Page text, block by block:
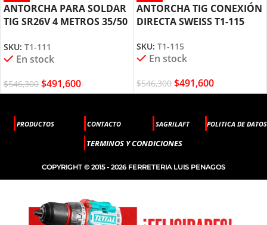
ANTORCHA PARA SOLDAR
TIG SR26V 4 METROS 35/50
SKU: T1-111
En stock
$546,300 $491,600
ANTORCHA TIG CONEXIÓN
DIRECTA SWEISS T1-115
SKU: T1-115
En stock
$546,300 $491,600
PRODUCTOS CONTACTO SAGRILAFT POLITICA DE DATOS
TERMINOS Y CONDICIONES
COPYRIGHT © 2015 - 2026 FERRETERIA LUIS PENAGOS